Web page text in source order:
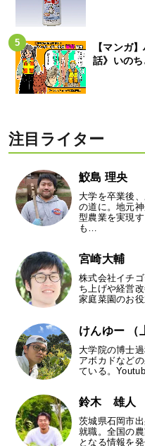
【マンガ
話》いの
注目ライター
鮫島 理央
大学を卒業後
の道に。地元
型農業を実現
も…
宮崎大輔
株式会社イチ
ち上げや経営
家庭菜園のお
けんゆー （
大学院の博士
アボカドなど
ている。
鈴木 雄人
茨城県石岡市
就職。全国の
となる情報を